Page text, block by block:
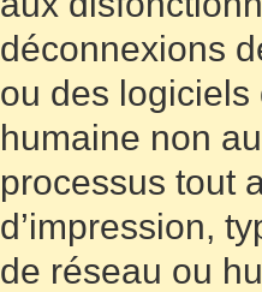
déconnexions
ou des
humaine non
processus tout
d’impression,
de réseau ou